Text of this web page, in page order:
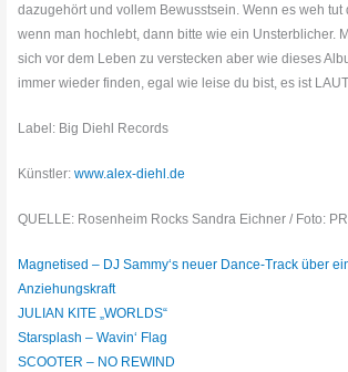
dazugehört und vollem Bewusstsein. Wenn es weh tut
wenn man hochlebt, dann bitte wie ein Unsterblicher.
sich vor dem Leben zu verstecken aber wie dieses
immer wieder finden, egal wie leise du bist, es ist
Label: Big Diehl Records
Künstler:www.alex-diehl.de
QUELLE: Rosenheim Rocks Sandra Eichner / Foto: PR
Magnetised – DJ Sammy‘s neuer Dance-Track über
Anziehungskraft
JULIAN KITE „WORLDS“
Starsplash – Wavin‘ Flag
SCOOTER – NO REWIND